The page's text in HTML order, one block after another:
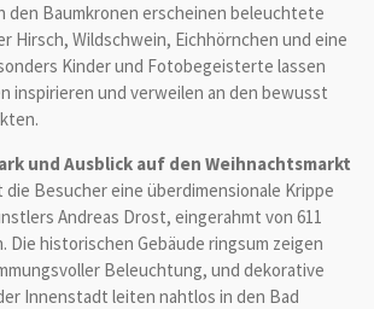
den Baumkronen erscheinen beleuchtete
Hirsch, Wildschwein, Eichhörnchen und eine
Kinder und Fotobegeisterte lassen
inspirieren und verweilen an den bewusst
und Ausblick auf den Weihnachtsmarkt
Besucher eine überdimensionale Krippe
Andreas Drost, eingerahmt von 611
Die historischen Gebäude ringsum zeigen
Beleuchtung, und dekorative
Innenstadt leiten nahtlos in den Bad